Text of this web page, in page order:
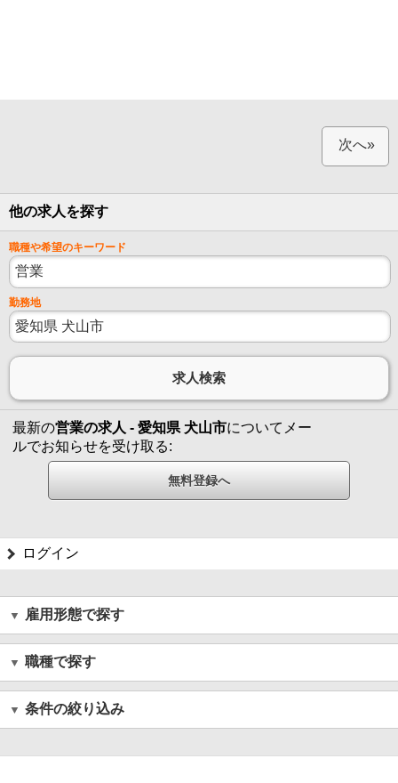
次へ»
他の求人を探す
職種や希望のキーワード
勤務地
最新の営業の求人 - 愛知県 犬山市についてメー
ルでお知らせを受け取る:
ログイン
雇用形態で探す
職種で探す
条件の絞り込み